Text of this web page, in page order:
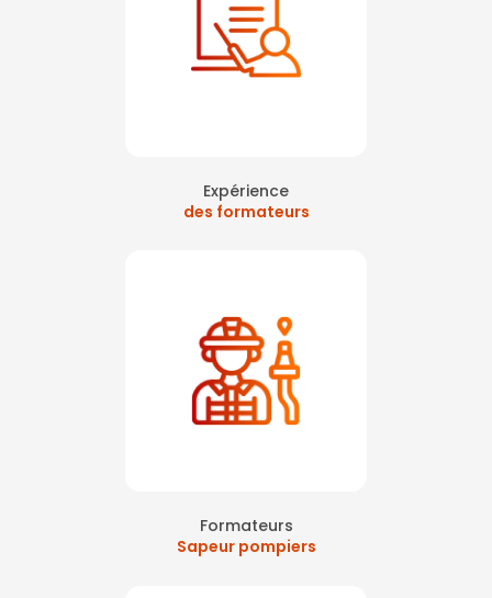
Expérience
des formateurs
Formateurs
Sapeur pompiers